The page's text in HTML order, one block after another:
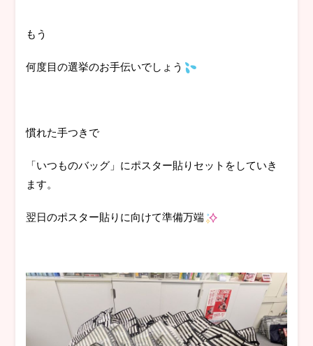
もう
何度目の選挙のお手伝いでしょう
慣れた手つきで
「いつものバッグ」にポスター貼りセットをしていき
ます。
翌日のポスター貼りに向けて準備万端